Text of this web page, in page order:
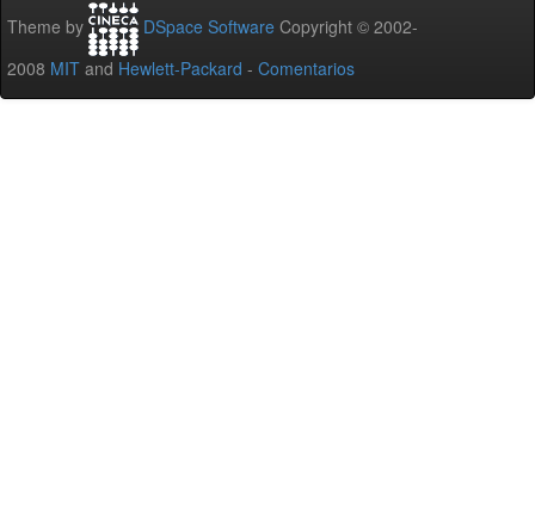
Theme by DSpace Software Copyright © 2002-
2008 MIT and Hewlett-Packard - Comentarios